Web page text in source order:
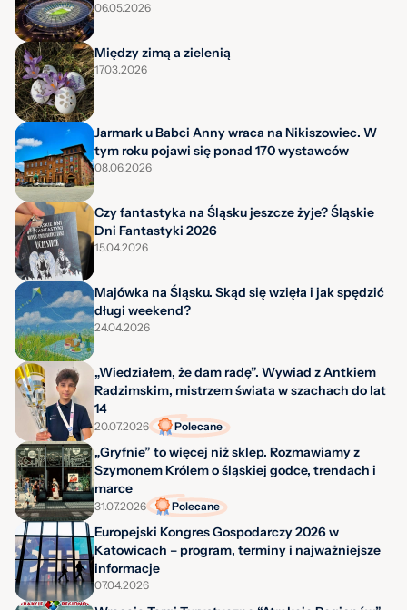
06.05.2026
Między zimą a zielenią
17.03.2026
Jarmark u Babci Anny wraca na Nikiszowiec. W
tym roku pojawi się ponad 170 wystawców
08.06.2026
Czy fantastyka na Śląsku jeszcze żyje? Śląskie
Dni Fantastyki 2026
15.04.2026
Majówka na Śląsku. Skąd się wzięła i jak spędzić
długi weekend?
24.04.2026
„Wiedziałem, że dam radę”. Wywiad z Antkiem
Radzimskim, mistrzem świata w szachach do lat
14
20.07.2026 Polecane
„Gryfnie” to więcej niż sklep. Rozmawiamy z
Szymonem Królem o śląskiej godce, trendach i
marce
31.07.2026 Polecane
Europejski Kongres Gospodarczy 2026 w
Katowicach – program, terminy i najważniejsze
informacje
07.04.2026